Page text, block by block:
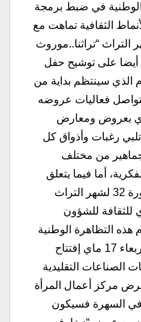
الوطنية في ضبط برمجة
الثقافية تماهت مع
للدورة 32 لشهر التراث “تراثنا..موروث
على توشيح حفل
الذي سينتظم بداية من
الأربعاء 17 ماي لتتواصل فعاليات عروضه
يوم غد الخميس 18 ماي بعروض ومعارض
رغبات وأذواق كل
من مختلف
أما فيما يتعلق
ببرمجة إختتام فعاليات هذه الدورة 32 لشهر التراث
للثقافة للشؤون
هذه التظاهرة الوطنية
الخالدة ستشهد صبيحة اليوم الإربعاء 17 ماي إفتتاح
التقليدية
مركز أعمال المرأة
في السهرة فسيكون